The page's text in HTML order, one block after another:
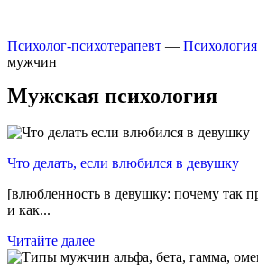
Психолог-психотерапевт —
мужчин
Мужская психология
Что делать, если влюбился в девушку
[влюбленность в девушку: почему так
и как...
Читайте далее